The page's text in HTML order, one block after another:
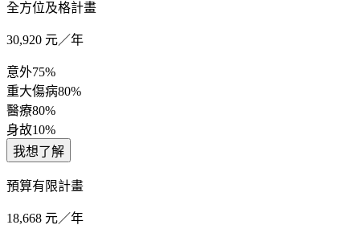
全方位及格計畫
30,920 元／年
意外75%
重大傷病80%
醫療80%
身故10%
我想了解
預算有限計畫
18,668 元／年